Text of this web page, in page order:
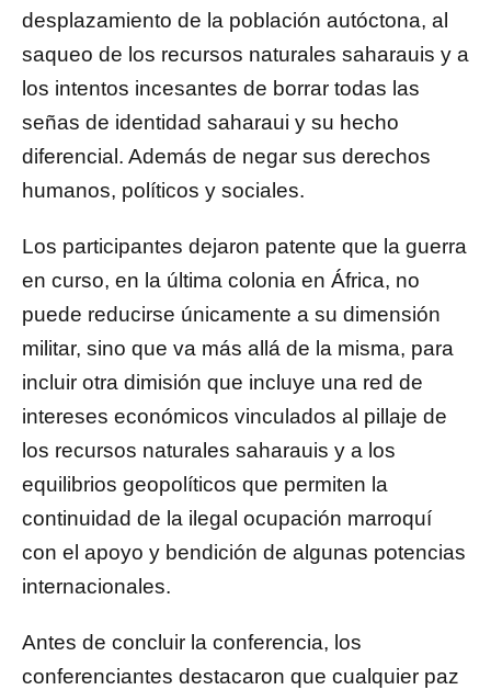
desplazamiento de la población autóctona, al
saqueo de los recursos naturales saharauis y a
los intentos incesantes de borrar todas las
señas de identidad saharaui y su hecho
diferencial. Además de negar sus derechos
humanos, políticos y sociales.
Los participantes dejaron patente que la guerra
en curso, en la última colonia en África, no
puede reducirse únicamente a su dimensión
militar, sino que va más allá de la misma, para
incluir otra dimisión que incluye una red de
intereses económicos vinculados al pillaje de
los recursos naturales saharauis y a los
equilibrios geopolíticos que permiten la
continuidad de la ilegal ocupación marroquí
con el apoyo y bendición de algunas potencias
internacionales.
Antes de concluir la conferencia, los
conferenciantes destacaron que cualquier paz